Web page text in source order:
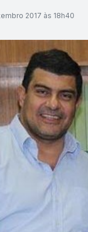
2017 às 18h40